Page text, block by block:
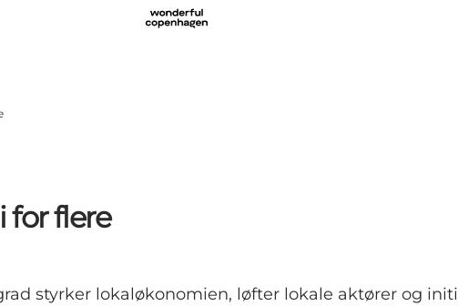
flere
styrker lokaløkonomien, løfter lokale aktører og